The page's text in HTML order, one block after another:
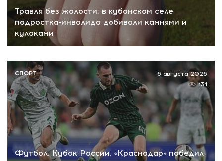
Травля без жалости: в кубанском селе
подростка-инвалида добивали камнями и
кулаками
Футбол. Кубок России. «Краснодар» победил
6 августа 2026
131
СПОРТ